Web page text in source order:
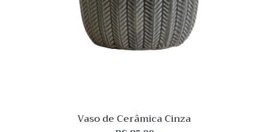
Vaso de Cerâmica Cinza